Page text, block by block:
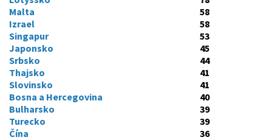
Malta
58
Izrael
58
Singapur
53
Japonsko
45
Srbsko
44
Thajsko
41
Slovinsko
41
Bosna a Hercegovina
40
Bulharsko
39
Turecko
39
Čína
36